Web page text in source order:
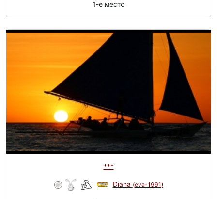
1-e место
***
Diana (eva-1991)